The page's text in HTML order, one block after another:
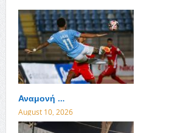
Αναμονή …
August 10, 2026